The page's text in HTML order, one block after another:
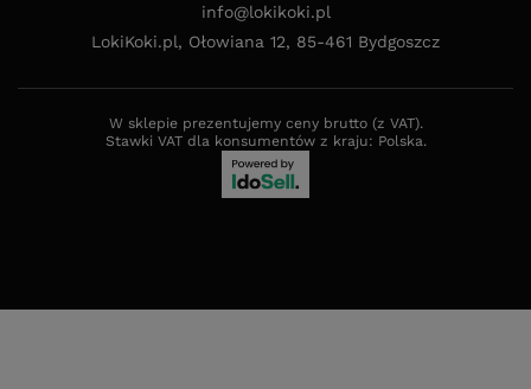
info@lokikoki.pl
LokiKoki.pl, Ołowiana 12, 85-461 Bydgoszcz
W sklepie prezentujemy ceny brutto (z VAT).
Stawki VAT dla konsumentów z kraju: Polska.